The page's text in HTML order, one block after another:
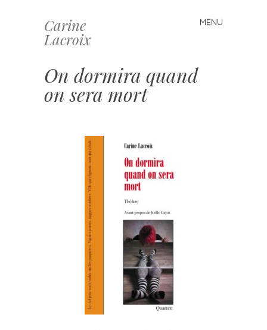
Carine
Lacroix
MENU
Skip
to
On dormira quand
on sera mort